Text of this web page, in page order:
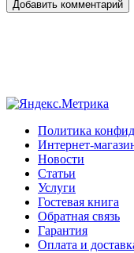
Добавить комментарий
Политика
Интернет-
Новости
Статьи
Услуги
Гостевая книга
Обратная связь
Гарантия
Оплата и